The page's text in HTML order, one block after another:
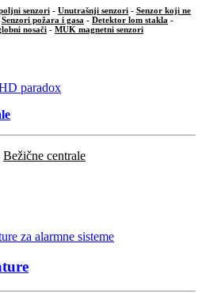
senzori - Unutrašnji senzori - Senzor koji ne
Senzori požara i gasa - Detektor lom stakla -
nosači - MUK magnetni senzori
Bežične centrale